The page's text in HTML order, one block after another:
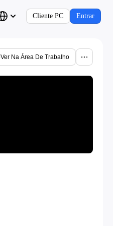
Cliente PC Entrar
Ver Na Área De Trabalho